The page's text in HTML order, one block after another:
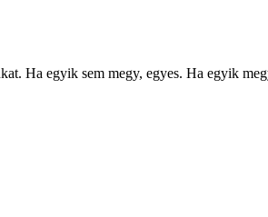
Ha egyik sem megy, egyes. Ha egyik